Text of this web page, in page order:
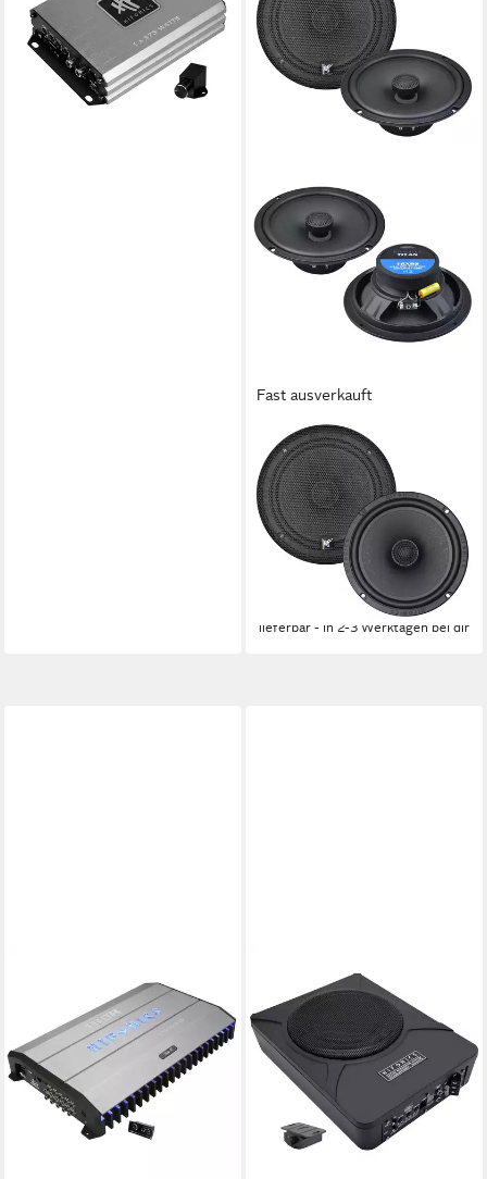
Verstärker mit EPS
Verstärker
149,00 €
13,61 €mtl. in 12 Raten
lieferbar - in 2-3 Werktagen bei dir
Fast ausverkauft
HIFONICS
Titan TRX82 20 cm (8) 2-
Wege Koaxial-Lautsprecher
Auto-Lautsprecher
125 W Gesamtleistung
Gewicht
mtl. in 12 Raten
lieferbar - in 2-3 Werktagen bei dir